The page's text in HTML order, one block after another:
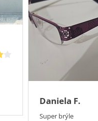
Daniela F.
Super brýle